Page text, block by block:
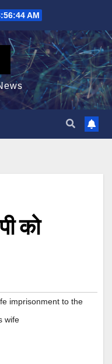
AM
को
imprisonment to the
wife